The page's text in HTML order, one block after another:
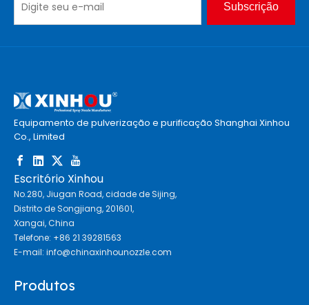
Subscrição
Equipamento de pulverização e purificação Shanghai Xinhou
Co., Limited
Escritório Xinhou
No.280, Jiugan Road, cidade de Sijing,
Distrito de Songjiang, 201601,
Xangai, China
Telefone: +86 21 39281563
E-mail: info@chinaxinhounozzle.com
Produtos